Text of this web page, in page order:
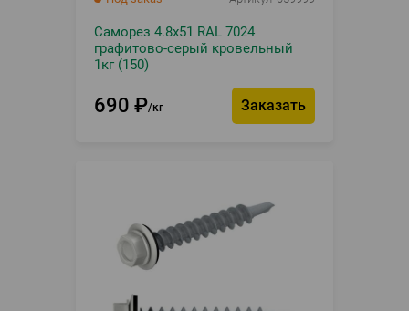
Саморез 4.8х51 RAL 7024
графитово-серый кровельный
1кг (150)
690 ₽ кг Заказать